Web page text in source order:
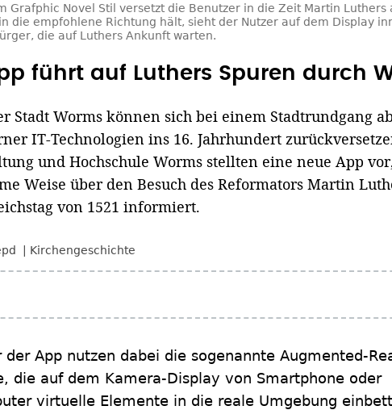
Grafphic Novel Stil versetzt die Benutzer in die Zeit Martin Luthers
die empfohlene Richtung hält, sieht der Nutzer auf dem Display
die auf Luthers Ankunft warten.
führt auf Luthers Spuren durch
Stadt Worms können sich bei einem Stadtrundgang
IT-Technologien ins 16. Jahrhundert
und Hochschule Worms stellten eine neue App
Weise über den Besuch des Reformators Martin
von 1521 informiert.
Kirchengeschichte
der App nutzen dabei die sogenannte Augmented-
die auf dem Kamera-Display von Smartphone oder
virtuelle Elemente in die reale Umgebung